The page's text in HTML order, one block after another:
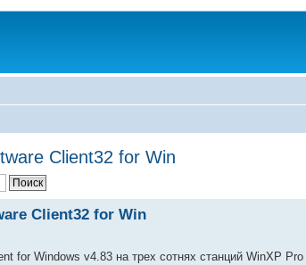
Client32 for Win
Client32 for Win
for Windows v4.83 на трех сотнях станций WinXP